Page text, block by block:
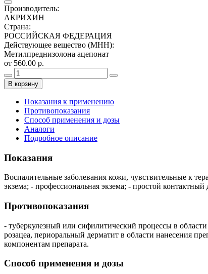
Производитель:
АКРИХИН
Страна:
РОССИЙСКАЯ ФЕДЕРАЦИЯ
Действующее вещество (МНН):
Метилпреднизолона ацепонат
от 560.00 р.
В корзину
Показания к применению
Противопоказания
Способ применения и дозы
Аналоги
Подробное описание
Показания
Воспалительные заболевания кожи, чувствительные к
экзема; - профессиональная экзема; - простой
Противопоказания
- туберкулезный или сифилитический процессы в
розацеа, периоральный дерматит в области нанесения
компонентам препарата.
Способ применения и дозы